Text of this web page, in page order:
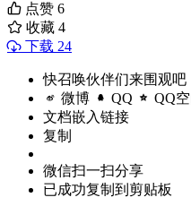
点赞 6
收藏 4
下载 24
快召唤伙伴们来围观吧
微博 QQ QQ
文档嵌入链接
复制
微信扫一扫分享
已成功复制到剪贴板